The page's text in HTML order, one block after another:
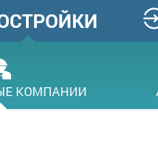
КОМПАНИИ